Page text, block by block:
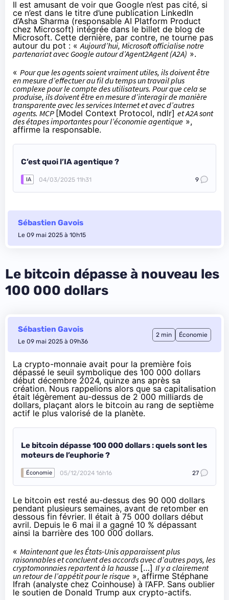
Il est amusant de voir que Google n’est pas cité, si
ce n’est dans le titre d’une publication LinkedIn
d’Asha Sharma (responsable AI Platform Product
chez Microsoft) intégrée dans le billet de blog de
Microsoft. Cette dernière, par contre, ne tourne pas
autour du pot : «Aujourd’hui, Microsoft officialise notre
partenariat avec Google autour d’Agent2Agent (A2A) ».
« Pour que les agents soient vraiment utiles, ils doivent être
en mesure d’effectuer au fil du temps un travail plus
complexe pour le compte des utilisateurs. Pour que cela se
produise, ils doivent être en mesure d’interagir de manière
transparente avec les services Internet et avec d’autres
agents. MCP [Model Context Protocol, ndlr] et A2A sont
des étapes importantes pour l’économie agentique »,
affirme la responsable.
C’est quoi l’IA agentique ?
IA 04/03/2025 11h31 9
Sébastien Gavois
Le 09 mai 2025 à 10h15
Le bitcoin dépasse à nouveau les
100 000 dollars
Sébastien Gavois
Le 09 mai 2025 à 09h36
2 min Économie
La crypto-monnaie avait pour la première fois
dépassé le seuil symbolique des 100 000 dollars
début décembre 2024, quinze ans après sa
création. Nous rappelions alors que sa capitalisation
était légèrement au-dessus de 2 000 milliards de
dollars, plaçant alors le bitcoin au rang de septième
actif le plus valorisé de la planète.
Le bitcoin dépasse 100 000 dollars : quels sont les
moteurs de l’euphorie ?
Économie 05/12/2024 16h16 27
Le bitcoin est resté au-dessus des 90 000 dollars
pendant plusieurs semaines, avant de retomber en
dessous fin février. Il était à 75 000 dollars début
avril. Depuis le 6 mai il a gagné 10 % dépassant
ainsi la barrière des 100 000 dollars.
« Maintenant que les États-Unis apparaissent plus
raisonnables et concluent des accords avec d’autres pays, les
cryptomonnaies repartent à la hausse […] Il y a clairement
un retour de l’appétit pour le risque », affirme Stéphane
Ifrah (analyste chez Coinhouse) à l’AFP. Sans oublier
le soutien de Donald Trump aux crypto-actifs.